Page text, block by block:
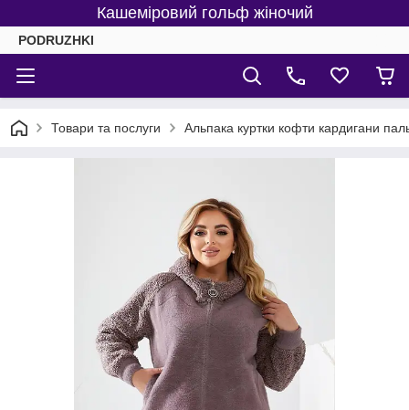
Кашеміровий гольф жіночий
PODRUZHKI
Товари та послуги Альпака куртки кофти кардигани